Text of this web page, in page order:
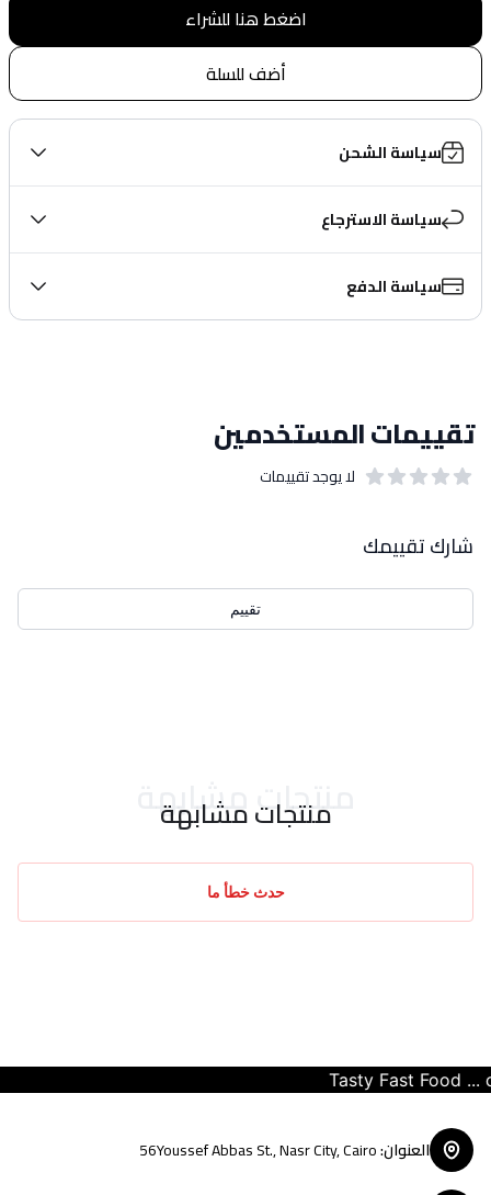
اضغط هنا للشراء
أضف للسلة
سياسة الشحن
سياسة الاسترجاع
سياسة الدفع
تقييمات المستخدمين
لا يوجد تقييمات
شارك تقييمك
تقييم
منتجات مشابهة
منتجات مشابهة
حدث خطأ ما
Tasty Fast Food ...
العنوان:
56Youssef Abbas St., Nasr City, Cairo